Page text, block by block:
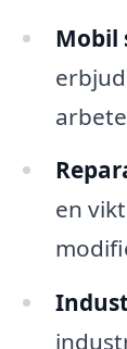
Mobil
en